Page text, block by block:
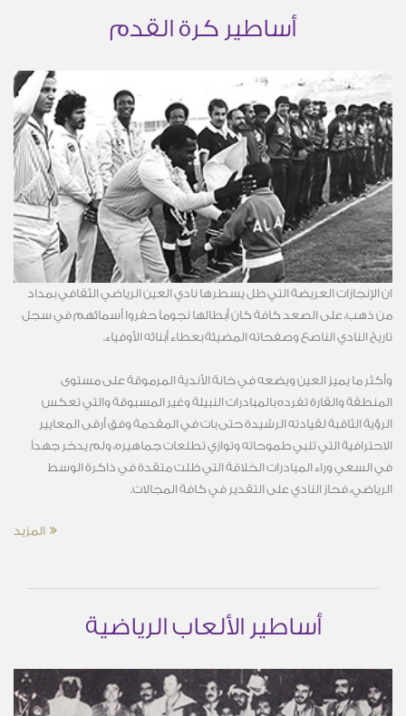
أساطير كرة القدم
ان الإنجازات العريضة التي ظل يسطرها نادي العين الرياضي الثقافي بمداد
من ذهب، على الصعد كافة كان أبطالها نجوماً حفروا أسمائهم في سجل
تاريخ النادي الناصع وصفحاته المضيئة بعطاء أبنائه الأوفياء.
وأكثر ما يميز العين ويضعه في خانة الأندية المرموقة على مستوى
المنطقة والقارة تفرده بالمبادرات النبيلة وغير المسبوقة والتي تعكس
الرؤية الثاقبة لقيادته الرشيدة حتى بات في المقدمة وفق أرقى المعايير
الاحترافية التي تلبي طموحاته وتوازي تطلعات جماهيره، ولم يدخر جهداً
في السعي وراء المبادرات الخلاقة التي ظلت متقدة في ذاكرة الوسط
الرياضي، فحاز النادي على التقدير في كافة المجالات.
المزيد
أساطير الألعاب الرياضية